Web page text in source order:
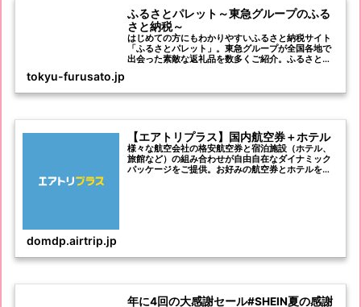
ふるさとパレット～東急グループのふる
さと納税～
はじめての方にもわかりやすいふるさと納税サイト
「ふるさとパレット」。東急グループが全国各地で
出会った素敵な返礼品を数多くご紹介。ふるさと納
品も！
tokyu-furusato.jp
【エアトリプラス】国内航空券＋ホテル
様々な航空会社の格安航空券と宿泊施設（ホテル、
旅館など）の組み合わせが自由自在なダイナミック
パッケージをご提供。お好みの航空券とホテルを選
domdp.airtrip.jp
年に4回の大感謝セール#SHEIN夏の感謝